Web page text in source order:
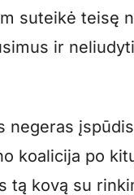
suteikė teisę
ir
negeras
koalicija po
tą kovą su